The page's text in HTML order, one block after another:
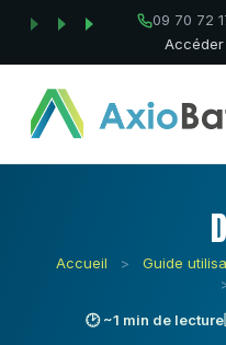
09 70 72
Accueil > Guide
🕑 ~1 min de lecture